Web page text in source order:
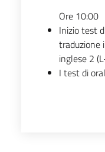
Ore 10:00
Inizio test
traduzione
inglese 2
I test di